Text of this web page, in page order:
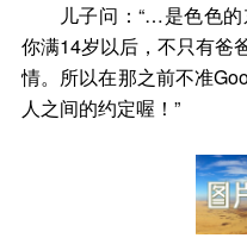
儿子问：“…是色色
你满14岁以后，不只有爸
情。所以在那之前不准
人之间的约定喔！”